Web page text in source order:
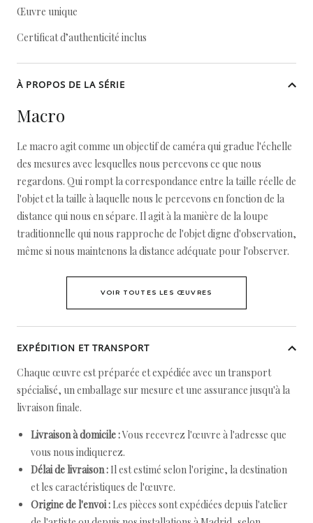
Œuvre unique
Certificat d’authenticité inclus
À PROPOS DE LA SÉRIE
Macro
Le macro agit comme un objectif de caméra qui gradue l'échelle
des mesures avec lesquelles nous percevons ce que nous
regardons. Qui rompt la correspondance entre la taille réelle de
l'objet et la taille à laquelle nous le percevons en fonction de la
distance qui nous en sépare. Il agit à la manière de la loupe
traditionnelle qui nous rapproche de l'objet digne d'observation,
même si nous maintenons la distance adéquate pour l'observer.
VOIR TOUTES LES ŒUVRES
EXPÉDITION ET TRANSPORT
Chaque œuvre est préparée et expédiée avec un transport
spécialisé, un emballage sur mesure et une assurance jusqu'à la
livraison finale.
Livraison à domicile :Vous recevrez l'œuvre à l'adresse que
vous nous indiquerez.
Délai de livraison : Il est estimé selon l'origine, la destination
et les caractéristiques de l'œuvre.
Origine de l'envoi : Les pièces sont expédiées depuis l'atelier